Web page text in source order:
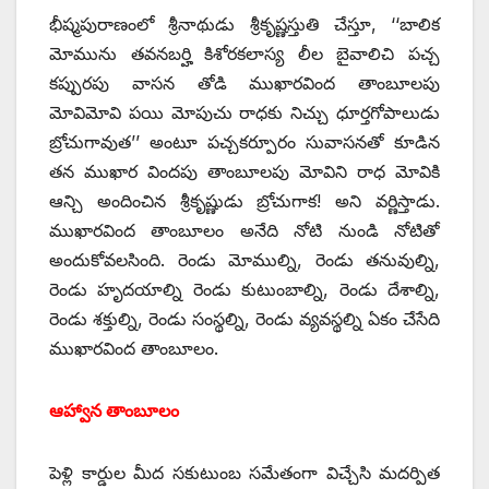
భీష్మపురాణంలో శ్రీనాథుడు శ్రీకృష్ణస్తుతి చేస్తూ, ‘‘బాలిక
మోమును తవనబర్హి కిశోరకలాస్య లీల బైవాలిచి పచ్చ
కప్పురపు వాసన తోడి ముఖారవింద తాంబూలపు
మోవిమోవి పయి మోపుచు రాధకు నిచ్చు ధూర్తగోపాలుడు
బ్రోచుగావుత’’ అంటూ పచ్చకర్పూరం సువాసనతో కూడిన
తన ముఖార విందపు తాంబూలపు మోవిని రాధ మోవికి
ఆన్చి అందించిన శ్రీకృష్ణుడు బ్రోచుగాక! అని వర్ణిస్తాడు.
ముఖారవింద తాంబూలం అనేది నోటి నుండి నోటితో
అందుకోవలసింది. రెండు మోముల్ని, రెండు తనువుల్ని,
రెండు హృదయాల్ని రెండు కుటుంబాల్ని, రెండు దేశాల్ని,
రెండు శక్తుల్ని, రెండు సంస్థల్ని, రెండు వ్యవస్థల్ని ఏకం చేసేది
ముఖారవింద తాంబూలం.
ఆహ్వాన తాంబూలం
పెళ్లి కార్డుల మీద సకుటుంబ సమేతంగా విచ్చేసి మదర్పిత